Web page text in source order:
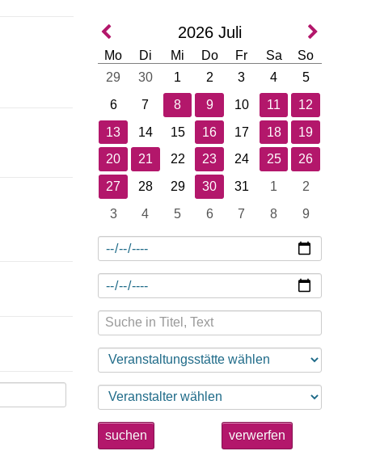
2026 Juli
Mo Di Mi Do Fr Sa
So
29
30 1 2 3 4
5
6
7 8 9 10 11
12
13
14 15 16 17 18
19
20
21 22 23 24 25
26
27
28 29 30 31 1
2
3
4 5 6 7 8 9
suchen verwerfen